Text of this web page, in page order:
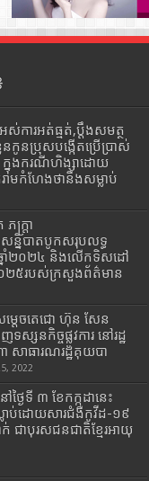
ស់ការអត់ធ្មត់,ប្ដឹងសមត្ថ
នកូនប្រុសបង្កើតប្រើប្រាស់
នុងករណីហិង្សាដោយ
ាមកំហែងថានឹងសម្លាប់
ភក្ត្រា​
ន្និបាតបូកសរុបលទ្ធ
នាំ២០២៤ និងលើកទិសដៅ
២០២៥របស់​ក្រសួង​ព័ត៌មាន​
តេចតេជោ ហ៊ុន សែន
ស្សនកិច្ចផ្លូវការ នៅរដ្ឋ
សាធារណរដ្ឋគុយបា
2022
ៅថ្ងៃទី ៣ ខែកក្កដានេះ
ាប់ដោយសារជំងឺកូវីដ-១៩
ជាបុរសជនជាតិខ្មែរអាយុ